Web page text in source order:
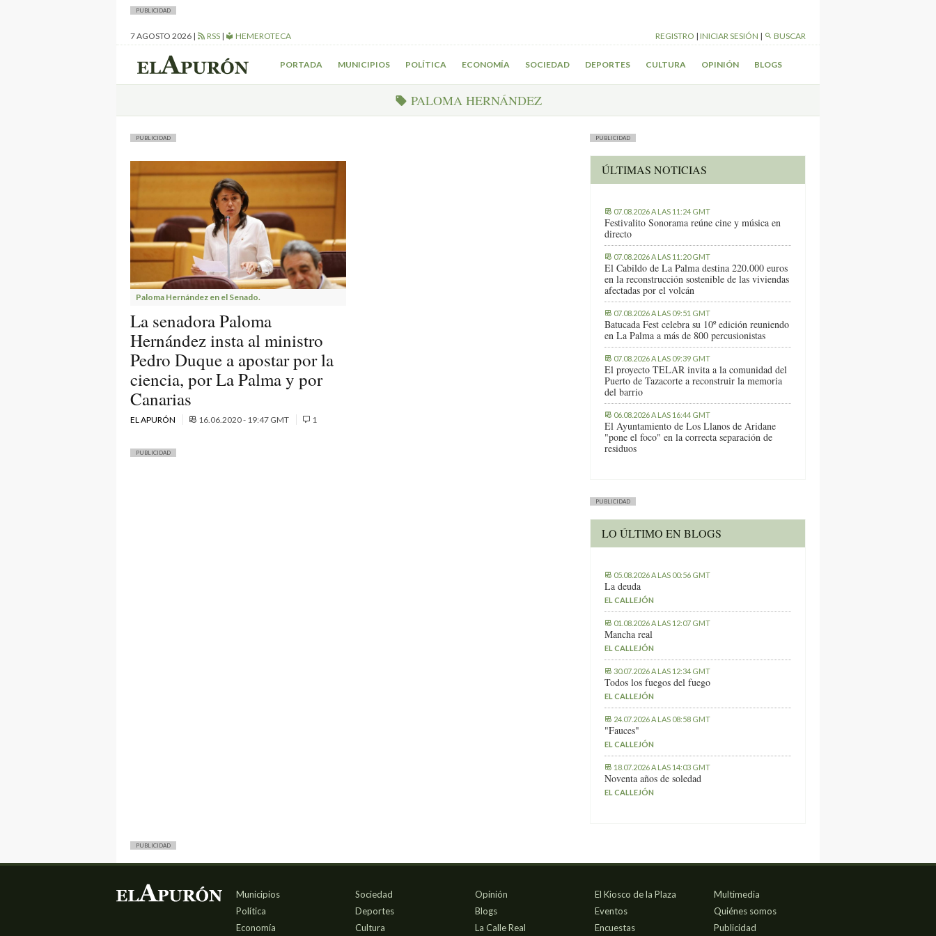
PUBLICIDAD
7 AGOSTO 2026 | RSS | HEMEROTECA REGISTRO | INICIAR SESIÓN | BUSCAR
PORTADA MUNICIPIOS POLÍTICA ECONOMÍA SOCIEDAD DEPORTES CULTURA OPINIÓN BLOGS
PALOMA HERNÁNDEZ
PUBLICIDAD
Paloma Hernández en el Senado.
La senadora Paloma
Hernández insta al ministro
Pedro Duque a apostar por la
ciencia, por La Palma y por
Canarias
EL APURÓN 16.06.2020 - 19:47 GMT 1
PUBLICIDAD
PUBLICIDAD
ÚLTIMAS NOTICIAS
07.08.2026 A LAS 11:24 GMT
Festivalito Sonorama reúne cine y música en
directo
07.08.2026 A LAS 11:20 GMT
El Cabildo de La Palma destina 220.000 euros
en la reconstrucción sostenible de las viviendas
afectadas por el volcán
07.08.2026 A LAS 09:51 GMT
Batucada Fest celebra su 10º edición reuniendo
en La Palma a más de 800 percusionistas
07.08.2026 A LAS 09:39 GMT
El proyecto TELAR invita a la comunidad del
Puerto de Tazacorte a reconstruir la memoria
del barrio
06.08.2026 A LAS 16:44 GMT
El Ayuntamiento de Los Llanos de Aridane
"pone el foco" en la correcta separación de
residuos
PUBLICIDAD
LO ÚLTIMO EN BLOGS
05.08.2026 A LAS 00:56 GMT
La deuda
EL CALLEJÓN
01.08.2026 A LAS 12:07 GMT
Mancha real
EL CALLEJÓN
30.07.2026 A LAS 12:34 GMT
Todos los fuegos del fuego
EL CALLEJÓN
24.07.2026 A LAS 08:58 GMT
"Fauces"
EL CALLEJÓN
18.07.2026 A LAS 14:03 GMT
Noventa años de soledad
EL CALLEJÓN
PUBLICIDAD
Municipios
Política
Economía
Sociedad
Deportes
Cultura
Opinión
Blogs
La Calle Real
El Kiosco de la Plaza
Eventos
Encuestas
Multimedia
Quiénes somos
Publicidad